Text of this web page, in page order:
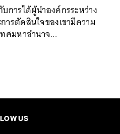
การได้ผู้นำองค์กรระหว่าง
รตัดสินใจของเขามีความ
ศมหาอำนาจ...
US